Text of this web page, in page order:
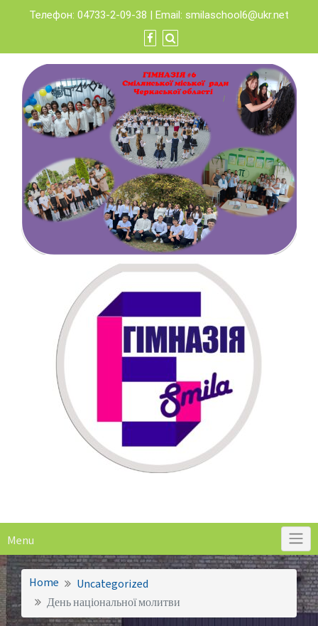
content
Телефон: 04733-2-09-38 | Email: smilaschool6@ukr.net
Menu
Home
Uncategorized
День національної молитви